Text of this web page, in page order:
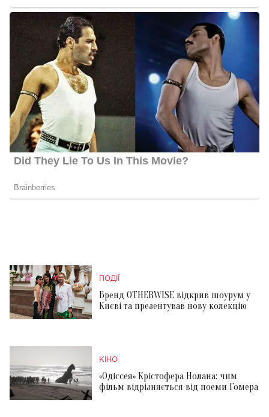
ПОДІЇ
Бренд OTHERWISE відкрив шоурум у
Києві та презентував нову колекцію
КІНО
«Одіссея» Крістофера Нолана: чим
фільм відрізняється від поеми Гомера